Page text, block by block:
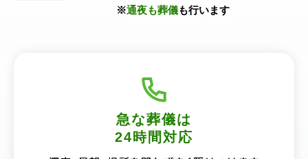
※通夜も葬儀も行います
急な葬儀は
24時間対応